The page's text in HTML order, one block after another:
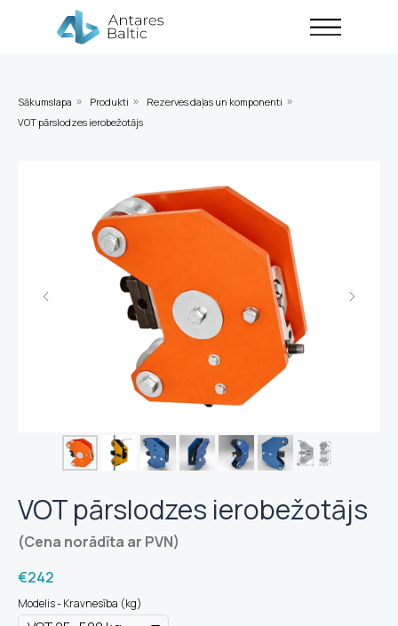
Sākumslapa » Produkti » Rezerves daļas un komponenti »
VOT pārslodzes ierobežotājs
VOT pārslodzes ierobežotājs
(Cena norādīta ar PVN)
€242
Modelis - Kravnesība (kg)